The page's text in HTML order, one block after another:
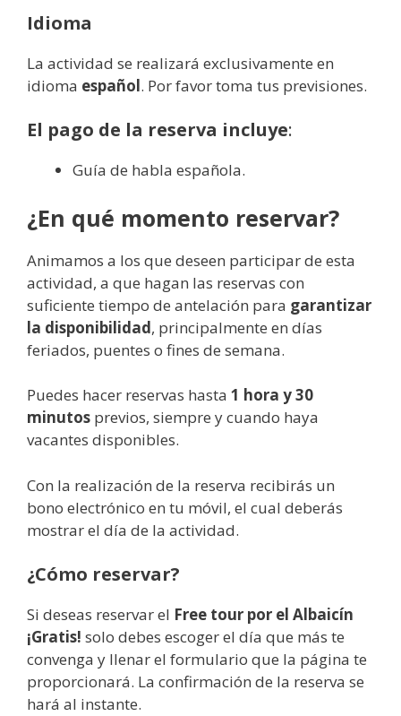
Idioma
La actividad se realizará exclusivamente en
idioma español. Por favor toma tus previsiones.
El pago de la reserva incluye:
Guía de habla española.
¿En qué momento reservar?
Animamos a los que deseen participar de esta
actividad, a que hagan las reservas con
suficiente tiempo de antelación para garantizar
la disponibilidad, principalmente en días
feriados, puentes o fines de semana.
Puedes hacer reservas hasta 1 hora y 30
minutos previos, siempre y cuando haya
vacantes disponibles.
Con la realización de la reserva recibirás un
bono electrónico en tu móvil, el cual deberás
mostrar el día de la actividad.
¿Cómo reservar?
Si deseas reservar el Free tour por el Albaicín
¡Gratis! solo debes escoger el día que más te
convenga y llenar el formulario que la página te
proporcionará. La confirmación de la reserva se
hará al instante.